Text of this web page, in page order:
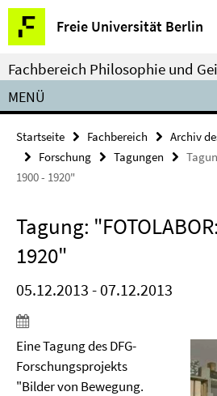
Springe
direkt
zu
Inhalt
Freie Universität Berlin
Service-
Navigation
Fachbereich Philosophie und
MENÜ
Startseite Fachbereich Archiv
Forschung
Tagungen
1900 - 1920"
Tagung:
1920"
05.12.2013 - 07.12.2013
Eine Tagung des DFG-
Forschungsprojekts
"Bilder von Bewegung.